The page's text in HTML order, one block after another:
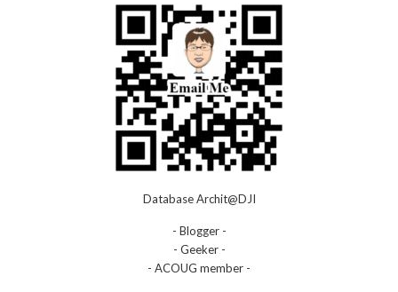
Database Archit@DJI
- Blogger -
- Geeker -
- ACOUG member -